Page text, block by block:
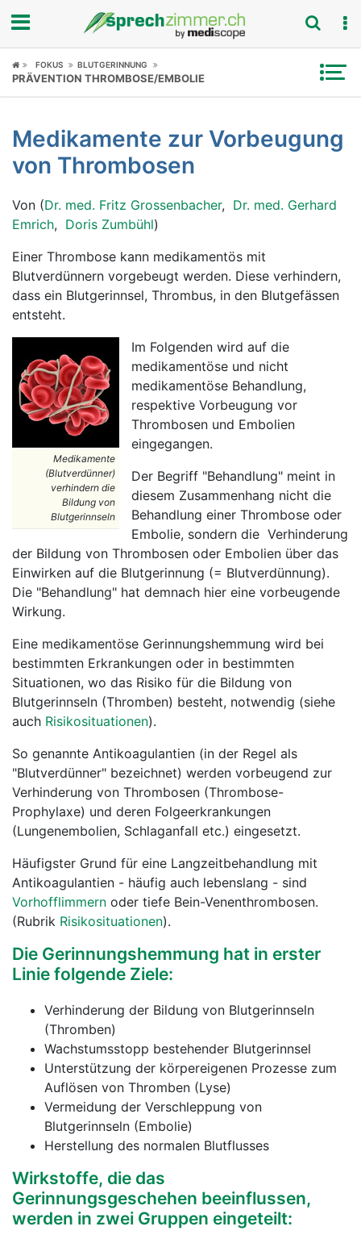
Fokus
Symptome
News
Ratgeber
Rubriken
FOKUS BLUTGERINNUNG
PRÄVENTION THROMBOSE/EMBOLIE
Medikamente zur Vorbeugung
von Thrombosen
Von (Dr. med. Fritz Grossenbacher, Dr. med. Gerhard
Emrich, Doris Zumbühl)
Einer Thrombose kann medikamentös mit
Blutverdünnern vorgebeugt werden. Diese verhindern,
dass ein Blutgerinnsel, Thrombus, in den Blutgefässen
entsteht.
Medikamente
(Blutverdünner)
verhindern die
Bildung von
Blutgerinnseln
Im Folgenden wird auf die
medikamentöse und nicht
medikamentöse Behandlung,
respektive Vorbeugung vor
Thrombosen und Embolien
eingegangen.
Der Begriff "Behandlung" meint in
diesem Zusammenhang nicht die
Behandlung einer Thrombose oder
Embolie, sondern die Verhinderung
der Bildung von Thrombosen oder Embolien über das
Einwirken auf die Blutgerinnung (= Blutverdünnung).
Die "Behandlung" hat demnach hier eine vorbeugende
Wirkung.
Eine medikamentöse Gerinnungshemmung wird bei
bestimmten Erkrankungen oder in bestimmten
Situationen, wo das Risiko für die Bildung von
Blutgerinnseln (Thromben) besteht, notwendig (siehe
auch Risikosituationen).
So genannte Antikoagulantien (in der Regel als
"Blutverdünner" bezeichnet) werden vorbeugend zur
Verhinderung von Thrombosen (Thrombose-
Prophylaxe) und deren Folgeerkrankungen
(Lungenembolien, Schlaganfall etc.) eingesetzt.
Häufigster Grund für eine Langzeitbehandlung mit
Antikoagulantien - häufig auch lebenslang - sind
Vorhofflimmern oder tiefe Bein-Venenthrombosen.
(Rubrik Risikosituationen).
Die Gerinnungshemmung hat in erster
Linie folgende Ziele:
Verhinderung der Bildung von Blutgerinnseln
(Thromben)
Wachstumsstopp bestehender Blutgerinnsel
Unterstützung der körpereigenen Prozesse zum
Auflösen von Thromben (Lyse)
Vermeidung der Verschleppung von
Blutgerinnseln (Embolie)
Herstellung des normalen Blutflusses
Wirkstoffe, die das
Gerinnungsgeschehen beeinflussen,
werden in zwei Gruppen eingeteilt: